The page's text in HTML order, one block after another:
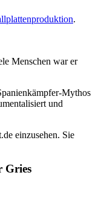
.
Menschen war er
Mythos
und
einzusehen. Sie
Gries